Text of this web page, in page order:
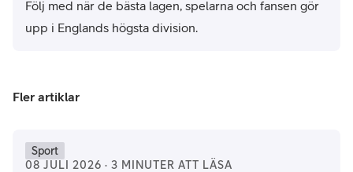
Följ med när de bästa lagen, spelarna och fansen gör
upp i Englands högsta division.
Fler artiklar
Sport
08 JULI 2026 · 3 MINUTER ATT LÄSA